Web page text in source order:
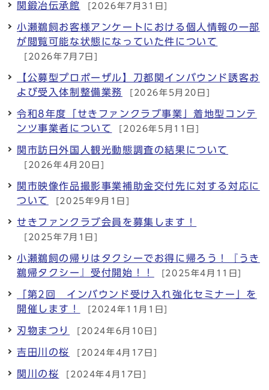
関鍛冶伝承館 [2026年7月31日]
小瀬鵜飼お客様アンケートにおける個人情報の一部
が閲覧可能な状態になっていた件について
[2026年7月7日]
【公募型プロポーザル】刀都関インバウンド誘客お
よび受入体制整備業務
[2026年5月20日]
令和8年度「せきファンクラブ事業」着地型コンテ
ンツ事業者について
[2026年5月11日]
関市訪日外国人観光動態調査の結果について
[2026年4月20日]
関市映像作品撮影事業補助金交付先に対する対応に
ついて
[2025年9月1日]
せきファンクラブ会員を募集します！
[2025年7月1日]
小瀬鵜飼の帰りはタクシーでお得に帰ろう！『うき
鵜帰タクシー』受付開始！！
[2025年4月11日]
「第2回 インバウンド受け入れ強化セミナー」を
開催します！
[2024年11月1日]
刃物まつり [2024年6月10日]
吉田川の桜 [2024年4月17日]
関川の桜 [2024年4月17日]